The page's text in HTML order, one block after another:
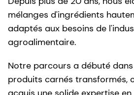
mélanges d'ingrédients
adaptés aux besoins de
agroalimentaire.
Notre parcours a débuté
produits carnés transformés,